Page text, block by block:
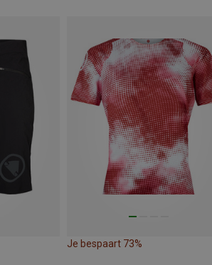
Je bespaart 73%